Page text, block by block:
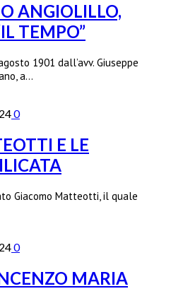
ANGIOLILLO,
TEMPO”
1901 dall’avv. Giuseppe
a…
0
E LE
Giacomo Matteotti, il quale
0
MARIA